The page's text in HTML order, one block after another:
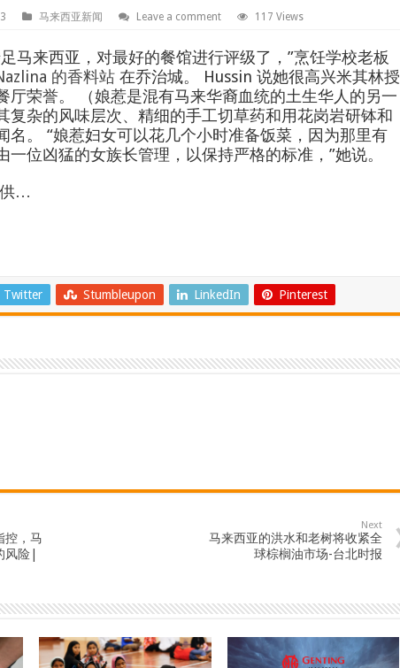
马来西亚新闻 Leave a comment 117 Views
马来西亚，对最好的餐馆进行评级了，”烹饪学校老板
的香料站在乔治城。 Hussin 说她很高兴米其林授
厅荣誉。 （娘惹是混有马来华裔血统的土生华人的另一
复杂的风味层次、精细的手工切草药和用花岗岩研钵和
名。 “娘惹妇女可以花几个小时准备饭菜，因为那里有
一位凶猛的女族长管理，以保持严格的标准，”她说。
…
Twitter Stumbleupon LinkedIn Pinterest
控，马
风险|
Next
马来西亚的洪水和老树将收紧全
球棕榈油市场-台北时报